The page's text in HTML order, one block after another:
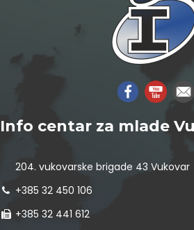
Info centar za mlade
204. vukovarske brigade 43 Vukovar
+385 32 450 106
+385 32 441 612